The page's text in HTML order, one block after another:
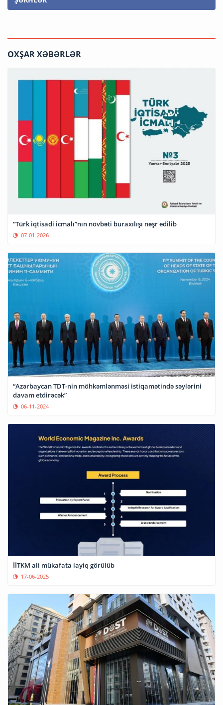
OXŞAR XƏBƏRLƏR
“Türk iqtisadi icmalı”nın növbəti buraxılışı nəşr edilib
07-01-2026
“Azərbaycan TDT-nin möhkəmlənməsi istiqamətində səylərini
davam etdirəcək”
06-11-2024
İİTKM ali mükafata layiq görülüb
17-06-2025